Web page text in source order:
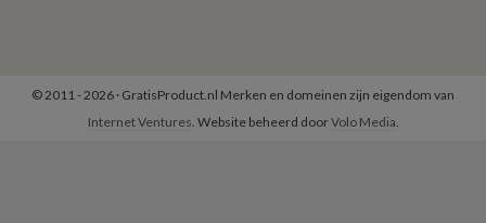
© 2011 - 2026 · GratisProduct.nl Merken en domeinen zijn eigendom van
Internet Ventures. Website beheerd doorVolo Media.